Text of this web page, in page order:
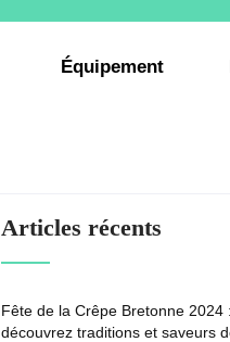
Équipement
Articles récents
Fête de la Crêpe Bretonne 2024 :
découvrez traditions et saveurs